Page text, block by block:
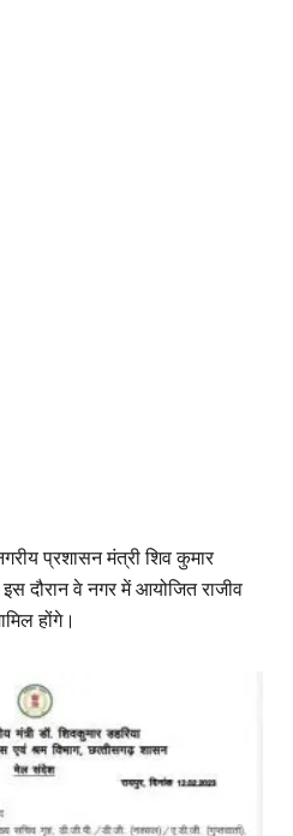
प्रशासन मंत्री शिव कुमार
दौरान वे नगर में आयोजित राजीव
होंगे।